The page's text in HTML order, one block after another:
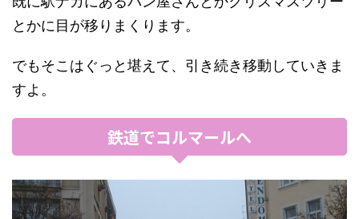
とかに目が移りまくります。
でもそこはぐっと堪えて、引き続き移動していきま
すよ。
鉄道でコルマールへ